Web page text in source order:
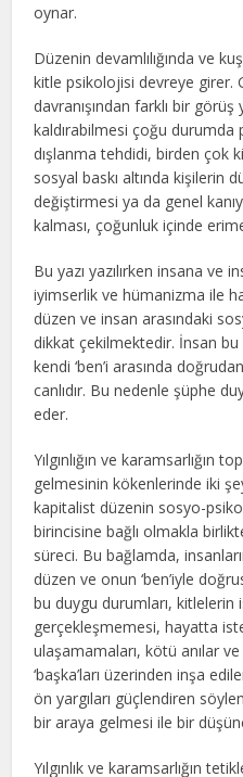
oynar.
Düzenin devamlılığında ve
kitle psikolojisi devreye girer.
davranışından farklı bir görüş
kaldırabilmesi çoğu
dışlanma tehdidi, birden çok
sosyal baskı altında kişilerin
değiştirmesi ya da genel
kalması, çoğunluk içinde
Bu yazı yazılırken insana ve
iyimserlik ve hümanizma ile
düzen ve insan arasındaki
dikkat çekilmektedir. İnsan bu
kendi ‘ben’i arasında
canlıdır. Bu nedenle şüphe
eder.
Yılgınlığın ve karamsarlığın
gelmesinin kökenlerinde iki
kapitalist düzenin sosyo-
birincisine bağlı olmakla
süreci. Bu bağlamda,
düzen ve onun ‘ben’iyle
bu duygu durumları, kitlelerin
gerçekleşmemesi, hayatta
ulaşamamaları, kötü anılar
‘başka’ları üzerinden inşa
ön yargıları güçlendiren
bir araya gelmesi ile bir
Yılgınlık ve karamsarlığın